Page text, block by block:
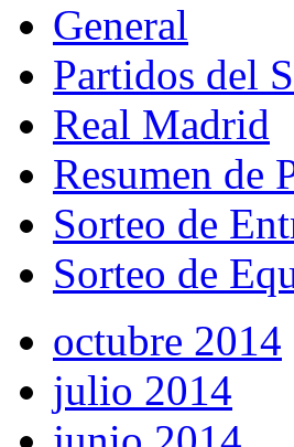
General
Partidos del
Real Madrid
Resumen de
Sorteo de
Sorteo de
octubre 2014
julio 2014